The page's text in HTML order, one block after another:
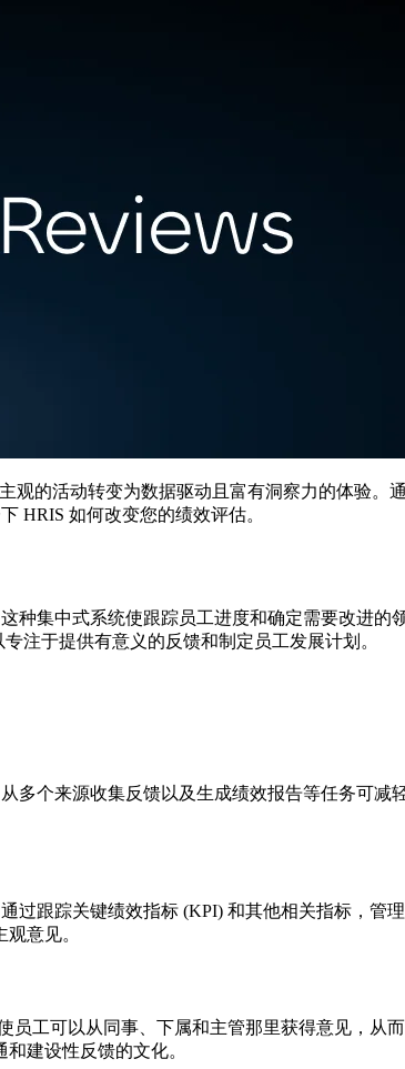
的活动转变为数据驱动且富有洞察力的体验。
HRIS 如何改变您的绩效评估。
集中式系统使跟踪员工进度和确定需要改进的
注于提供有意义的反馈和制定员工发展计划。
个来源收集反馈以及生成绩效报告等任务可减
跟踪关键绩效指标 (KPI) 和其他相关指标，管
意见。
工可以从同事、下属和主管那里获得意见，从
建设性反馈的文化。